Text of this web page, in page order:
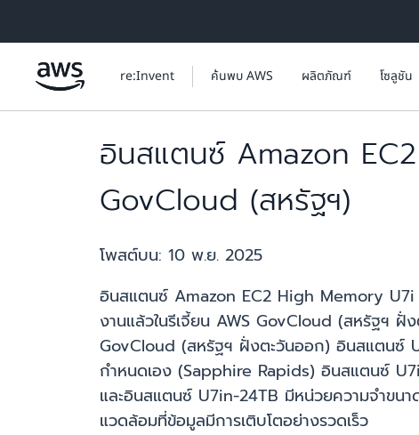
re:Invent ค้นพบ AWS ผลิตภัณฑ์ โซลูชัน
อินสแตนซ์ Amazon
GovCloud (สหรัฐฯ)
โพสต์บน: 10 พ.ย. 2025
อินสแตนซ์ Amazon EC2 High Memory U7i
งานแล้วในรีเจี้ยน AWS GovCloud (สหรัฐฯ ฝั่
GovCloud (สหรัฐฯ ฝั่งตะวันออก) อินสแตนซ์
กำหนดเอง (Sapphire Rapids) อินสแตนซ์
และอินสแตนซ์ U7in-24TB มีหน่วยความจำขนา
แวดล้อมที่ข้อมูลมีการเติบโตอย่างรวดเร็ว